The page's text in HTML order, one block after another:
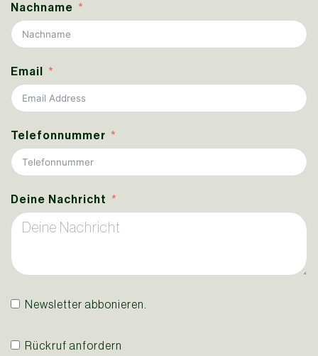
Nachname
Email
Telefonnummer
Deine Nachricht
Newsletter abbonieren.
Rückruf anfordern